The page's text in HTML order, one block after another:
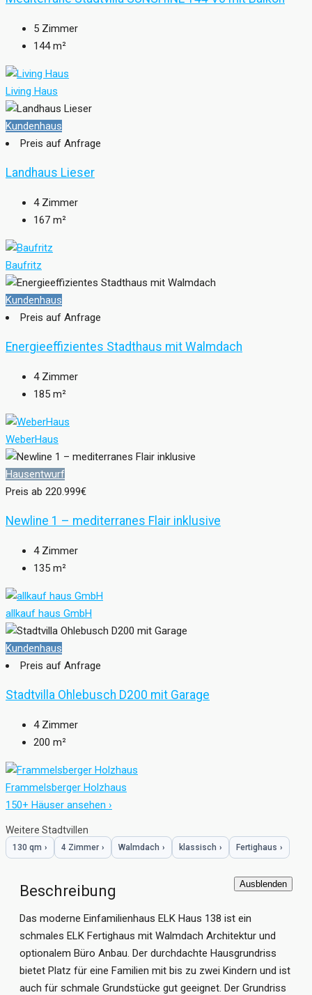
5 Zimmer
144 m²
Living Haus
Kundenhaus
Preis auf Anfrage
Landhaus Lieser
4 Zimmer
167 m²
Baufritz
Kundenhaus
Preis auf Anfrage
Energieeffizientes Stadthaus mit Walmdach
4 Zimmer
185 m²
WeberHaus
Hausentwurf
Preis ab 220.999€
Newline 1 – mediterranes Flair inklusive
4 Zimmer
135 m²
allkauf haus GmbH
Kundenhaus
Preis auf Anfrage
Stadtvilla Ohlebusch D200 mit Garage
4 Zimmer
200 m²
Frammelsberger Holzhaus
150+ Häuser ansehen ›
Weitere Stadtvillen
130 qm › 4 Zimmer › Walmdach › klassisch › Fertighaus ›
Beschreibung Ausblenden
Das moderne Einfamilienhaus ELK Haus 138 ist ein
schmales ELK Fertighaus mit Walmdach Architektur und
optionalem Büro Anbau. Der durchdachte Hausgrundriss
bietet Platz für eine Familien mit bis zu zwei Kindern und ist
auch für schmale Grundstücke gut geeignet. Der Grundriss